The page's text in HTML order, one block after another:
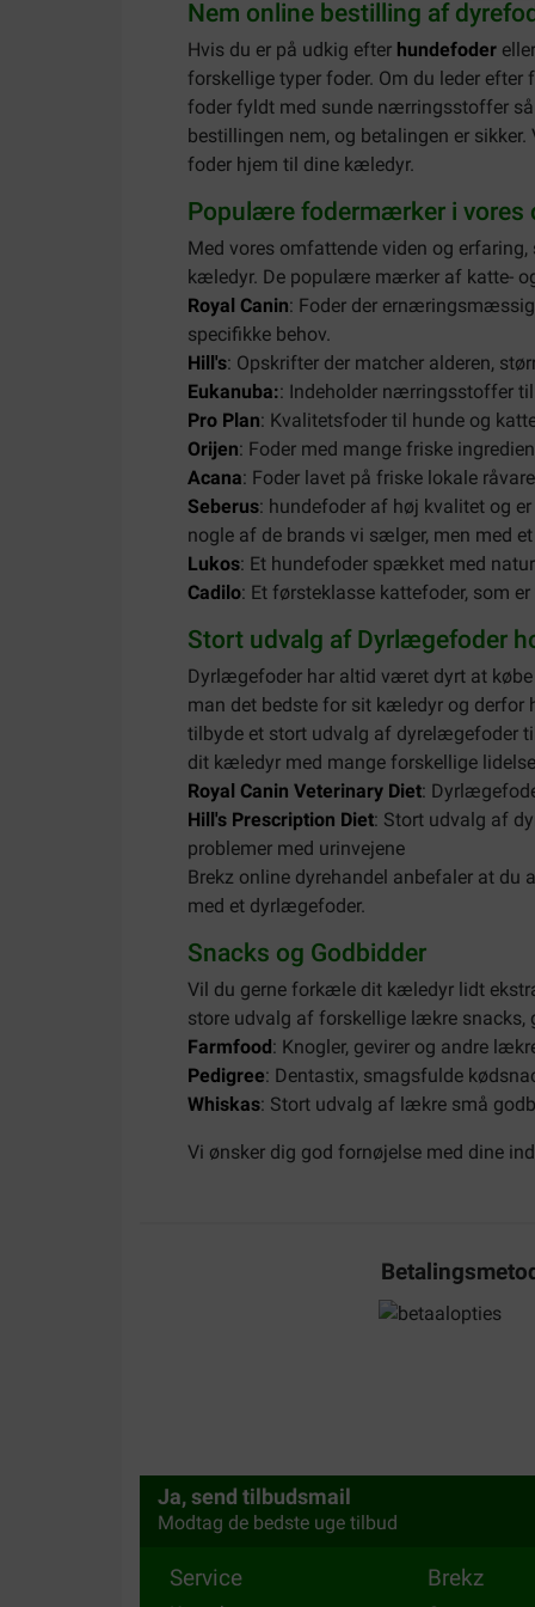
Nem online bestilling af
Hvis du er på udkig efter hundefoder eller
forskellige typer foder. Om du leder
foder fyldt med sunde nærringsstoffer så
bestillingen nem, og betalingen er
foder hjem til dine kæledyr.
Populære fodermærker i vores
Med vores omfattende viden og
kæledyr. De populære mærker af katte-
Royal Canin: Foder der
specifikke behov.
Hill's: Opskrifter der matcher alderen,
Eukanuba:: Indeholder nærringsstoffer
Pro Plan: Kvalitetsfoder til hunde og
Orijen: Foder med mange friske
Acana: Foder lavet på friske lokale
Seberus: hundefoder af høj kvalitet og
nogle af de brands vi sælger, men med
Lukos: Et hundefoder spækket med
Cadilo: Et førsteklasse kattefoder, som
Stort udvalg af Dyrlægefoder
Dyrlægefoder har altid været dyrt at
man det bedste for sit kæledyr og derfor
tilbyde et stort udvalg af dyrelægefoder
dit kæledyr med mange forskellige
Royal Canin Veterinary Diet:
Hill's Prescription Diet: Stort udvalg af
problemer med urinvejene
Brekz online dyrehandel anbefaler at
med et dyrlægefoder.
Snacks og Godbidder
Vil du gerne forkæle dit kæledyr lidt
store udvalg af forskellige lækre snacks,
Farmfood : Knogler, gevirer og andre
Pedigree: Dentastix, smagsfulde
Whiskas: Stort udvalg af lækre små
Vi ønsker dig god fornøjelse med dine
Ja, send tilbudsmail
Modtag de bedste uge tilbud
Service Brekz